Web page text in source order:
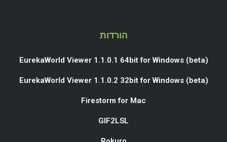
הורדות
EurekaWorld Viewer 1.1.0.1 64bit for Windows (beta)
EurekaWorld Viewer 1.1.0.2 32bit for Windows (beta)
Firestorm for Mac
GIF2LSL